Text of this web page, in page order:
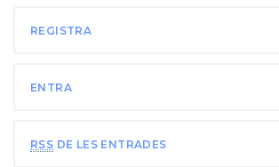
REGISTRA
ENTRA
RSS DE LES ENTRADES